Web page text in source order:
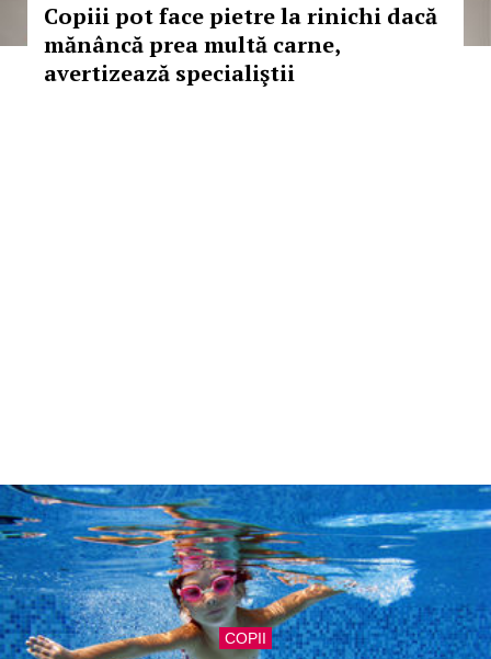
Copiii pot face pietre la rinichi dacă
mănâncă prea multă carne,
avertizează specialiştii
COPII